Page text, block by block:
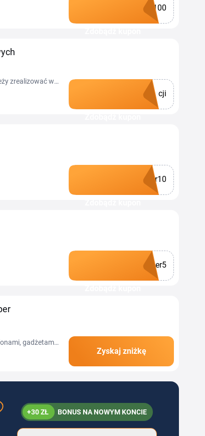
100
zrealizować w
cji
r10
er5
gadżetami i
Zyskaj zniżkę
+30 ZŁ BONUS NA NOWYM KONCIE